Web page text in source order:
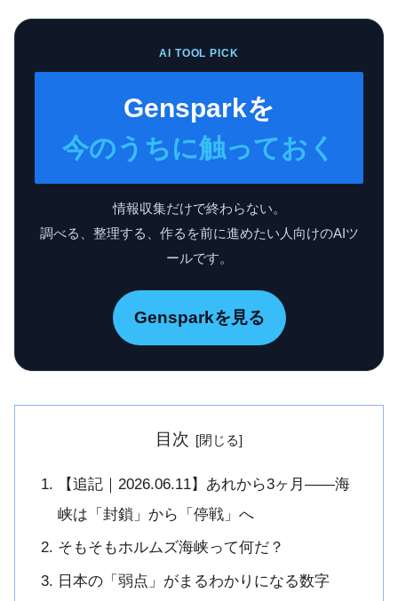
AI TOOL PICK
Gensparkを
今のうちに触っておく
情報収集だけで終わらない。
調べる、整理する、作るを前に進めたい人向けのAIツ
ールです。
Gensparkを見る
目次
【追記｜2026.06.11】あれから3ヶ月——海
峡は「封鎖」から「停戦」へ
そもそもホルムズ海峡って何だ？
日本の「弱点」がまるわかりになる数字